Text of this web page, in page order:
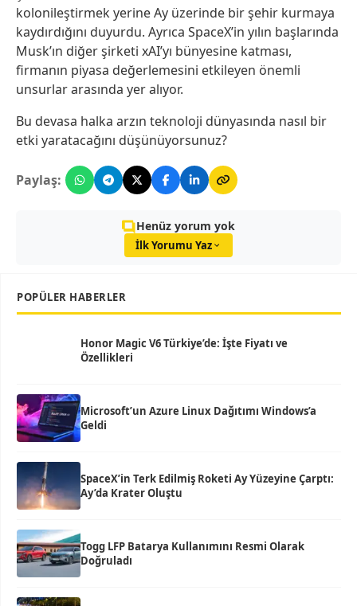
kolonileştirmek yerine Ay üzerinde bir şehir kurmaya
kaydırdığını duyurdu. Ayrıca SpaceX’in yılın başlarında
Musk’ın diğer şirketi xAI’yı bünyesine katması,
firmanın piyasa değerlemesini etkileyen önemli
unsurlar arasında yer alıyor.
Bu devasa halka arzın teknoloji dünyasında nasıl bir
etki yaratacağını düşünüyorsunuz?
Paylaş:
Henüz yorum yok
İlk Yorumu Yaz
POPÜLER HABERLER
Honor Magic V6 Türkiye’de: İşte Fiyatı ve
Özellikleri
Microsoft’un Azure Linux Dağıtımı Windows’a
Geldi
SpaceX’in Terk Edilmiş Roketi Ay Yüzeyine Çarptı:
Ay’da Krater Oluştu
Togg LFP Batarya Kullanımını Resmi Olarak
Doğruladı